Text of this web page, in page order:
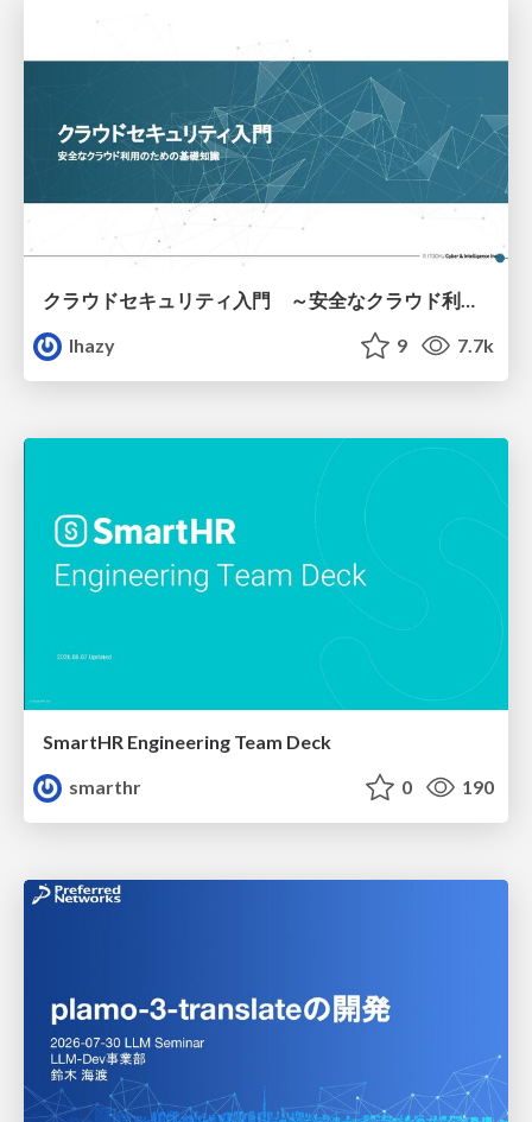
クラウドセキュリティ入門 ～安全なクラウド利用のための基礎知識～
lhazy
9 7.7k
SmartHR Engineering Team Deck
smarthr
0 190